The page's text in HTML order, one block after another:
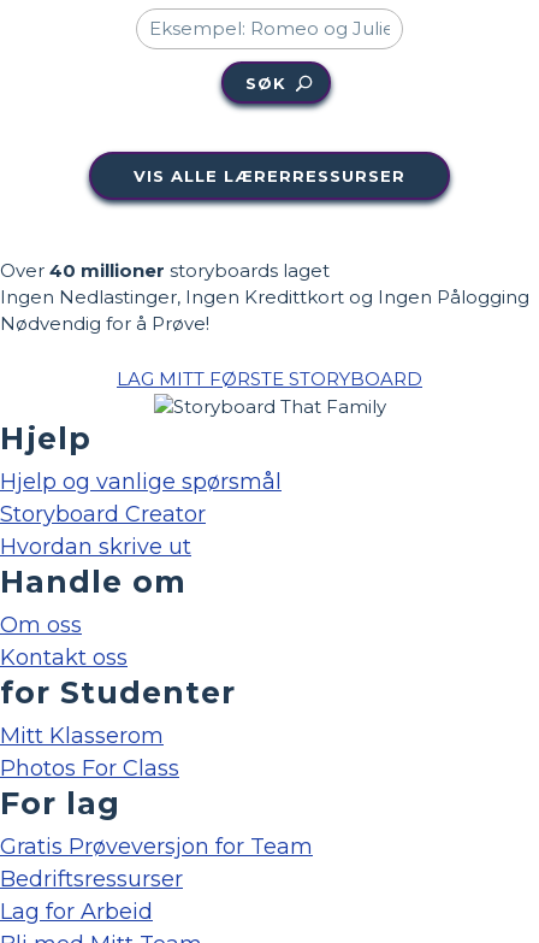
SØK
VIS ALLE LÆRERRESSURSER
Over 40 millioner storyboards laget
Ingen Nedlastinger, Ingen Kredittkort og Ingen Pålogging
Nødvendig for å Prøve!
LAG MITT FØRSTE STORYBOARD
Hjelp
Hjelp og vanlige spørsmål
Storyboard Creator
Hvordan skrive ut
Handle om
Om oss
Kontakt oss
for Studenter
Mitt Klasserom
Photos For Class
For lag
Gratis Prøveversjon for Team
Bedriftsressurser
Lag for Arbeid